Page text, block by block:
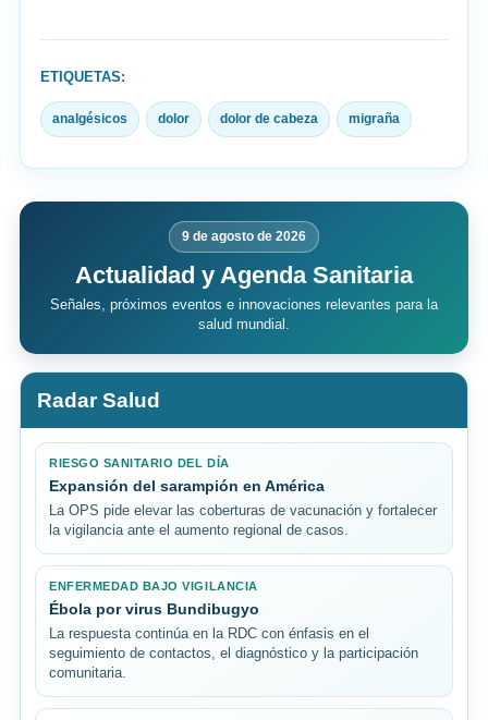
ETIQUETAS:
analgésicos dolor dolor de cabeza migraña
9 de agosto de 2026
Actualidad y Agenda Sanitaria
Señales, próximos eventos e innovaciones relevantes para la
salud mundial.
Radar Salud
RIESGO SANITARIO DEL DÍA
Expansión del sarampión en América
La OPS pide elevar las coberturas de vacunación y fortalecer
la vigilancia ante el aumento regional de casos.
ENFERMEDAD BAJO VIGILANCIA
Ébola por virus Bundibugyo
La respuesta continúa en la RDC con énfasis en el
seguimiento de contactos, el diagnóstico y la participación
comunitaria.